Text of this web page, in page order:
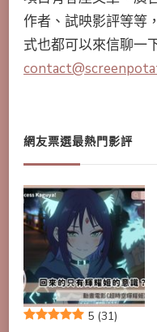
作者、試映影評等等，
式也都可以來信聊一
網友票選最熱門影評
5 (31)